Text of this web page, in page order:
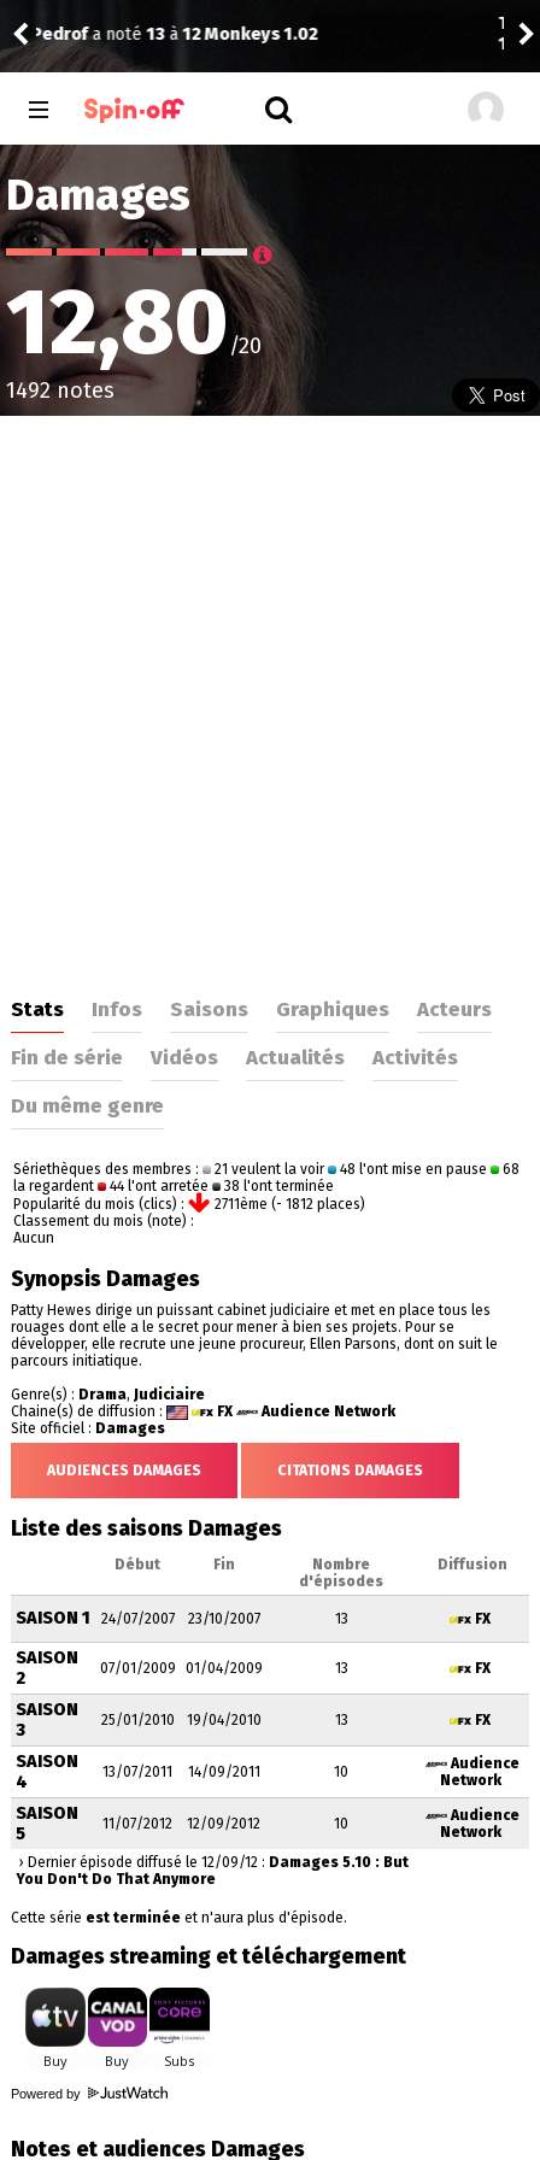
The Dude a noté13àA Knight of the Seven Kingdoms
1.03
Damages
12,80/20
1492 notes
Stats Infos Saisons Graphiques
Acteurs
Fin de série
Vidéos Actualités
Activités
Du même genre
Sériethèques des membres : 21 veulent la voir 48 l'ont mise en pause
68
la regardent
44 l'ont arretée
38 l'ont terminée
Popularité du mois (clics) :
2711ème (- 1812 places)
Classement du mois (note) :
Aucun
Synopsis Damages
Patty Hewes dirige un puissant cabinet judiciaire et met en place tous les
rouages dont elle a le secret pour mener à bien ses projets. Pour se
développer, elle recrute une jeune procureur, Ellen Parsons, dont on suit le
parcours initiatique.
Genre(s) : Drama, Judiciaire
Chaine(s) de diffusion :
FX
Audience Network
Site officiel : Damages
AUDIENCES DAMAGES CITATIONS DAMAGES
Liste des saisons Damages
Début Fin
Nombre
d'épisodes
Diffusion
SAISON 1 24/07/2007 23/10/2007 13 FX
SAISON
2
07/01/2009 01/04/2009 13 FX
SAISON
3
25/01/2010 19/04/2010 13 FX
SAISON
4
13/07/2011 14/09/2011 10
Audience
Network
SAISON
5
11/07/2012 12/09/2012 10
Audience
Network
› Dernier épisode diffusé le 12/09/12 : Damages 5.10 : But
You Don't Do That Anymore
Cette série est terminéeet n'aura plus d'épisode.
Damages streaming et téléchargement
Powered by
Notes et audiences Damages